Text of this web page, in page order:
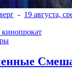
- 19 августа,